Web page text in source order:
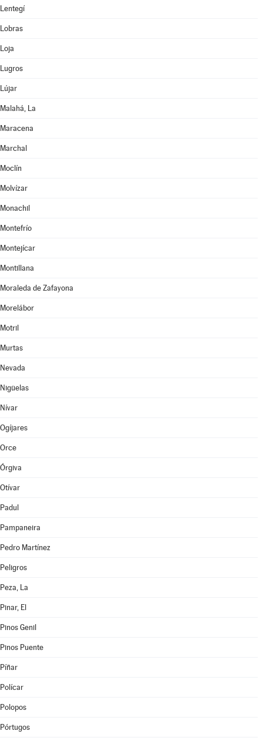
Lentegí
Lobras
Loja
Lugros
Lújar
Malahá, La
Maracena
Marchal
Moclín
Molvízar
Monachil
Montefrío
Montejícar
Montillana
Moraleda de Zafayona
Morelábor
Motril
Murtas
Nevada
Nigüelas
Nívar
Ogíjares
Orce
Órgiva
Otívar
Padul
Pampaneira
Pedro Martínez
Peligros
Peza, La
Pinar, El
Pinos Genil
Pinos Puente
Píñar
Polícar
Polopos
Pórtugos